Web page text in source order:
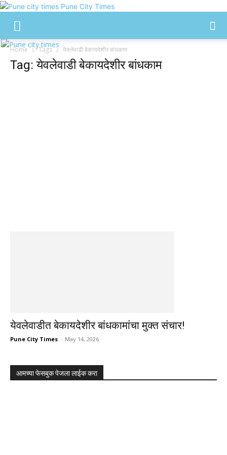
Pune City Times
Home Tags येवलेवाडी बेकायदेशीर बांधकाम
Tag: येवलेवाडी बेकायदेशीर बांधकाम
येवलेवाडीत बेकायदेशीर बांधकामांचा मुक्त संचार!
Pune City Times - May 14, 2026
आमच्या फेसबुक पेजला लाईक करा